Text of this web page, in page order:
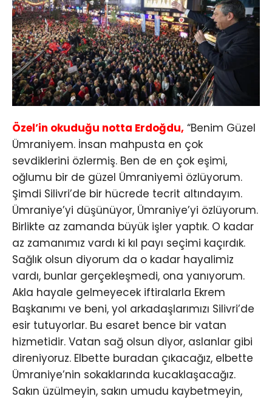
Özel’in okuduğu notta Erdoğdu, “Benim Güzel
Ümraniyem. İnsan mahpusta en çok
sevdiklerini özlermiş. Ben de en çok eşimi,
oğlumu bir de güzel Ümraniyemi özlüyorum.
Şimdi Silivri’de bir hücrede tecrit altındayım.
Ümraniye’yi düşünüyor, Ümraniye’yi özlüyorum.
Birlikte az zamanda büyük işler yaptık. O kadar
az zamanımız vardı ki kıl payı seçimi kaçırdık.
Sağlık olsun diyorum da o kadar hayalimiz
vardı, bunlar gerçekleşmedi, ona yanıyorum.
Akla hayale gelmeyecek iftiralarla Ekrem
Başkanımı ve beni, yol arkadaşlarımızı Silivri’de
esir tutuyorlar. Bu esaret bence bir vatan
hizmetidir. Vatan sağ olsun diyor, aslanlar gibi
direniyoruz. Elbette buradan çıkacağız, elbette
Ümraniye’nin sokaklarında kucaklaşacağız.
Sakın üzülmeyin, sakın umudu kaybetmeyin,